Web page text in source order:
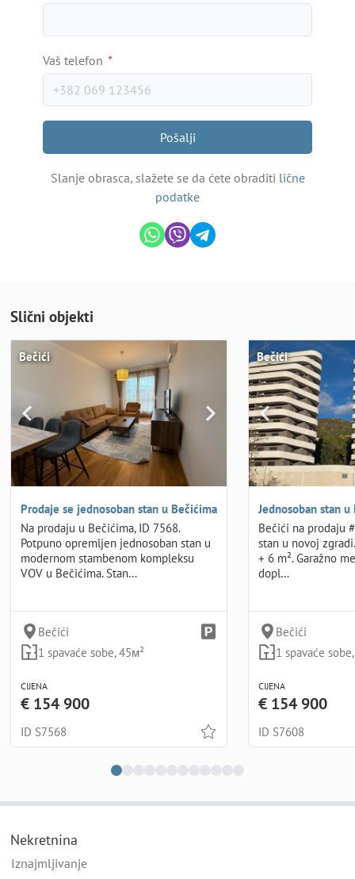
Vaš telefon *
Pošalji
Slanje obrasca, slažete se da ćete obraditi lične
podatke
Slični objekti
Bečići
Prodaje se jednosoban stan u Bečićima
Na prodaju u Bečićima, ID 7568.
Potpuno opremljen jednosoban stan u
modernom stambenom kompleksu
VOV u Bečićima. Stan…
Bečići
1 spavaće sobe, 45м²
CIJENA
€ 154 900
ID S7568
Bečići
Jednosoban stan u
Bečići na prodaju
stan u novoj
+ 6 m². Garažno
dopl…
Bečići
1 spavaće
CIJENA
€ 154 900
ID S7608
Nekretnina
Iznajmljivanje